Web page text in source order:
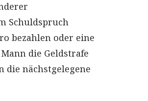
Schuldspruch
bezahlen oder eine
die Geldstrafe
die nächstgelegene